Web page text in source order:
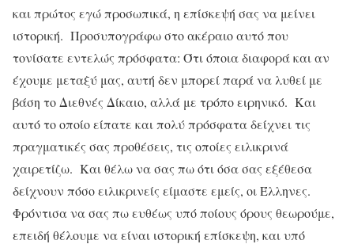
και πρώτος εγώ προσωπικά, η επίσκεψή σας να μείνει
ιστορική. Προσυπογράφω στο ακέραιο αυτό που
τονίσατε εντελώς πρόσφατα: Ότι όποια διαφορά και αν
έχουμε μεταξύ μας, αυτή δεν μπορεί παρά να λυθεί με
βάση το Διεθνές Δίκαιο, αλλά με τρόπο ειρηνικό. Και
αυτό το οποίο είπατε και πολύ πρόσφατα δείχνει τις
πραγματικές σας προθέσεις, τις οποίες ειλικρινά
χαιρετίζω. Και θέλω να σας πω ότι όσα σας εξέθεσα
δείχνουν πόσο ειλικρινείς είμαστε εμείς, οι Έλληνες.
Φρόντισα να σας πω ευθέως υπό ποίους όρους θεωρούμε,
επειδή θέλουμε να είναι ιστορική επίσκεψη, και υπό